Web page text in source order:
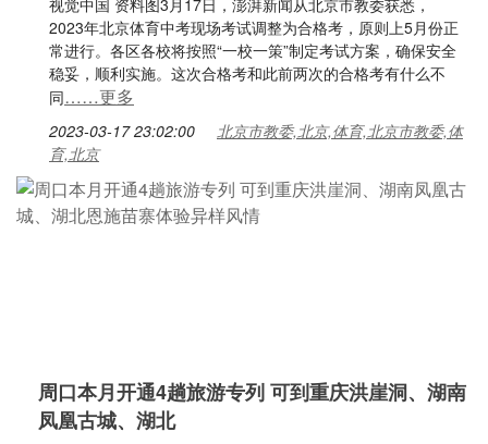
视觉中国 资料图3月17日，澎湃新闻从北京市教委获悉，
2023年北京体育中考现场考试调整为合格考，原则上5月份正
常进行。各区各校将按照“一校一策”制定考试方案，确保安全
稳妥，顺利实施。这次合格考和此前两次的合格考有什么不
同……更多
2023-03-17 23:02:00
北京市教委,北京,体育,北京市教委,体
育,北京
周口本月开通4趟旅游专列 可到重庆洪崖洞、湖南
凤凰古城、湖北